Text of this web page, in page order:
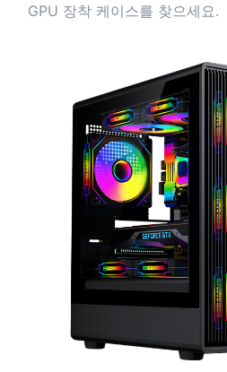
GPU 장착 케이스를 찾으세요.